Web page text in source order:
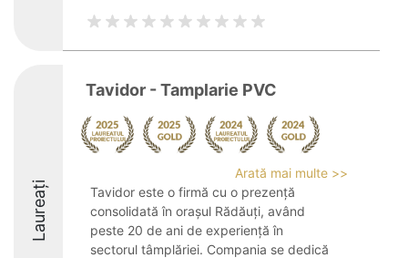
Laureați
Tavidor - Tamplarie PVC
Arată mai multe >>
Tavidor este o firmă cu o prezență
consolidată în orașul Rădăuți, având
peste 20 de ani de experiență în
sectorul tâmplăriei. Compania se dedică